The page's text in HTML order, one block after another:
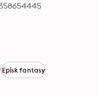
Episk fantasy